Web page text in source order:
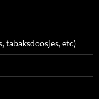
tabaksdoosjes, etc)